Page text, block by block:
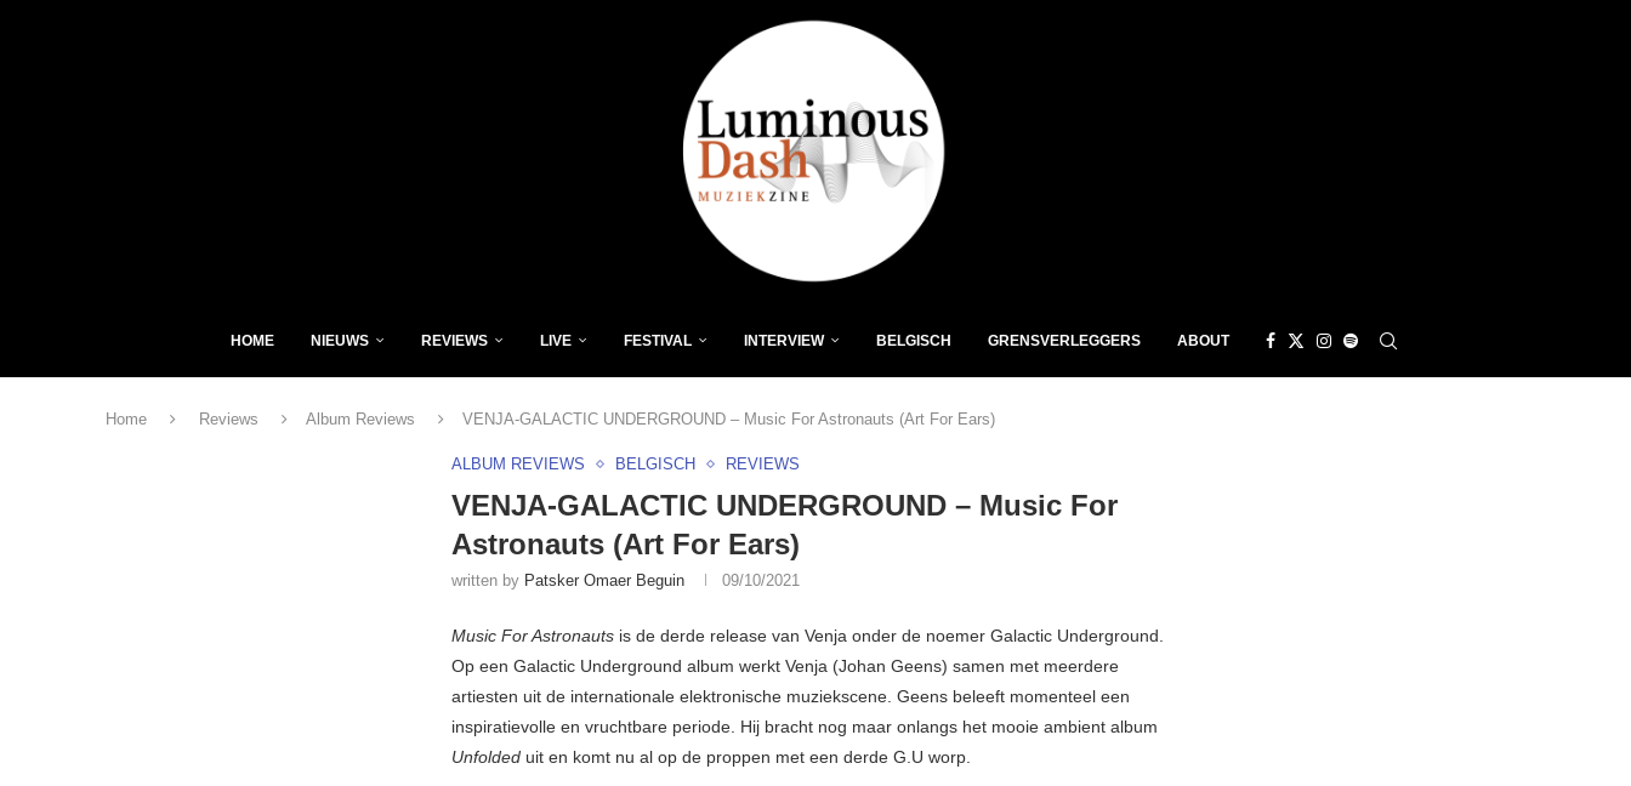
HOME NIEUWS REVIEWS LIVE FESTIVAL INTERVIEW BELGISCH GRENSVERLEGGERS ABOUT
Home Reviews Album Reviews VENJA-GALACTIC UNDERGROUND – Music For Astronauts (Art For Ears)
ALBUM REVIEWS BELGISCH REVIEWS
VENJA-GALACTIC UNDERGROUND – Music For
Astronauts (Art For Ears)
written by Patsker Omaer Beguin 09/10/2021
Music For Astronauts is de derde release van Venja onder de noemer Galactic Underground.
Op een Galactic Underground album werkt Venja (Johan Geens) samen met meerdere
artiesten uit de internationale elektronische muziekscene. Geens beleeft momenteel een
inspiratievolle en vruchtbare periode. Hij bracht nog maar onlangs het mooie ambient album
Unfolded uit en komt nu al op de proppen met een derde G.U worp.